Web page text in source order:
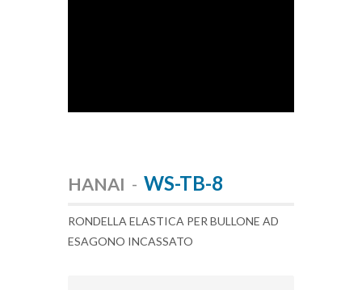
HANAI - WS-TB-8
RONDELLA ELASTICA PER BULLONE AD
ESAGONO INCASSATO